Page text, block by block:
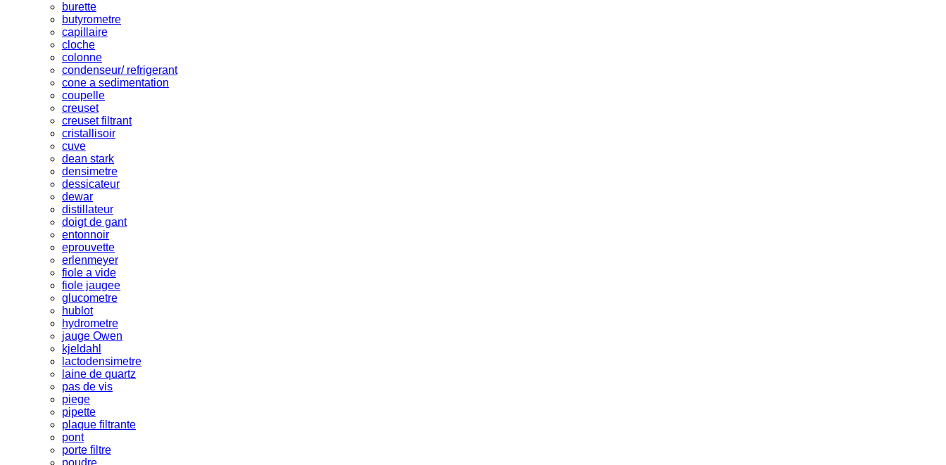
burette
butyrometre
capillaire
cloche
colonne
condenseur/ refrigerant
cone a sedimentation
coupelle
creuset
creuset filtrant
cristallisoir
cuve
dean stark
densimetre
dessicateur
dewar
distillateur
doigt de gant
entonnoir
eprouvette
erlenmeyer
fiole a vide
fiole jaugee
glucometre
hublot
hydrometre
jauge Owen
kjeldahl
lactodensimetre
laine de quartz
pas de vis
piege
pipette
plaque filtrante
pont
porte filtre
poudre